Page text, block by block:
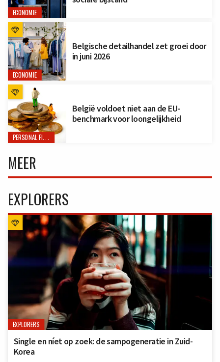
ECONOMIE
ECONOMIE
Belgische detailhandel zet groei door
in juni 2026
PERSONAL FINANCE
België voldoet niet aan de EU-
benchmark voor loongelijkheid
MEER
EXPLORERS
EXPLORERS
Single en níet op zoek: de sampogeneratie in Zuid-
Korea